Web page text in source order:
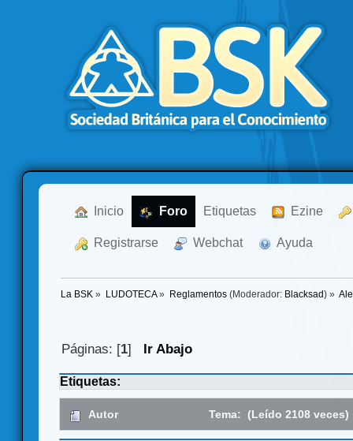
Inicio Foro Etiquetas Ezine
Registrarse Webchat Ayuda
La BSK » LUDOTECA» Reglamentos(Moderador: Blacksad ) »
Páginas: [1] Ir Abajo
Etiquetas:
Autor Tema: (Leído 2108 veces)